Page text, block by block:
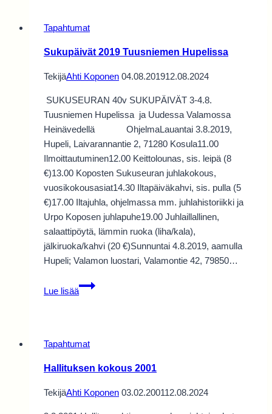
Tapahtumat
Sukupäivät 2019 Tuusniemen Hupelissa
TekijäAhti Koponen 04.08.201912.08.2024
SUKUSEURAN 40v SUKUPÄIVÄT 3-4.8.
Tuusniemen Hupelissa ja Uudessa Valamossa
Heinävedellä OhjelmaLauantai 3.8.2019,
Hupeli, Laivarannantie 2, 71280 Kosula11.00
Ilmoittautuminen12.00 Keittolounas, sis. leipä (8
€)13.00 Koposten Sukuseuran juhlakokous,
vuosikokousasiat14.30 Iltapäiväkahvi, sis. pulla (5
€)17.00 Iltajuhla, ohjelmassa mm. juhlahistoriikki ja
Urpo Koposen juhlapuhe19.00 Juhlaillallinen,
salaattipöytä, lämmin ruoka (liha/kala),
jälkiruoka/kahvi (20 €)Sunnuntai 4.8.2019, aamulla
Hupeli; Valamon luostari, Valamontie 42, 79850…
Lue lisää
Sukupäivät
2019
Tapahtumat
Hallituksen kokous 2001
TekijäAhti Koponen 03.02.200112.08.2024